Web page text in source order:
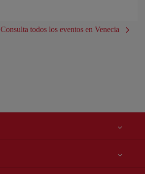
Consulta todos los eventos en Venecia